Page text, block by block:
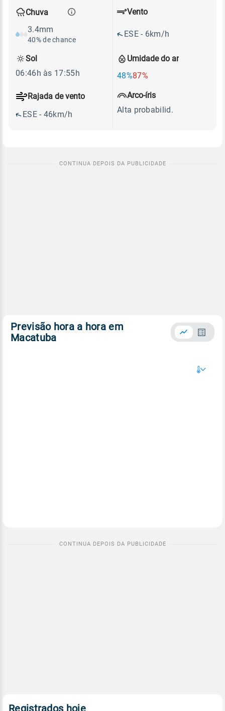
Chuva
3.4mm
40% de chance
Umidade do ar
48%87%
Vento
ESE - 6km/h
Rajada de vento
ESE - 46km/h
Sol
06:46h às 17:55h
Arco-íris
Alta probabilid.
Previsão hora a hora em
Macatuba
Registrados hoje